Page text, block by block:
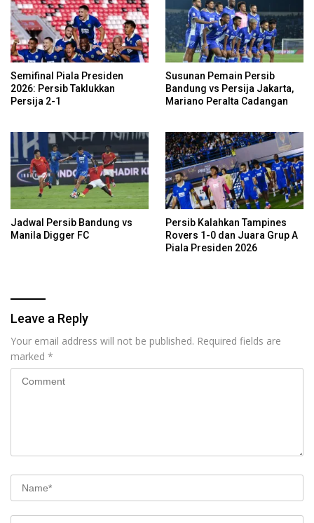
Semifinal Piala Presiden
2026: Persib Taklukkan
Persija 2-1
Susunan Pemain Persib
Bandung vs Persija Jakarta,
Mariano Peralta Cadangan
Jadwal Persib Bandung vs
Manila Digger FC
Persib Kalahkan Tampines
Rovers 1-0 dan Juara Grup A
Piala Presiden 2026
Leave a Reply
Your email address will not be published. Required fields are
marked *